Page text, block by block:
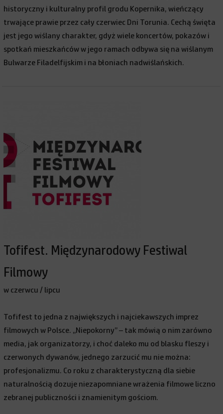
historyczny i kulturalny profil grodu Kopernika, wieńczący
trwające prawie przez cały czerwiec Dni Torunia. Cechą święta
jest jego wiślany charakter, gdyż wiele koncertów, pokazów i
spotkań mieszkańców w jego ramach odbywa się na wiślanym
Bulwarze Filadelfijskim i na błoniach nadwiślańskich.
Tofifest. Międzynarodowy Festiwal
Filmowy
w czerwcu / lipcu
Tofifest to jedna z największych i najciekawszych imprez
filmowych w Polsce. „Niepokorny” – tak mówią o nim zarówno
media, jak organizatorzy, i choć daleko mu od blasku fleszy i
czerwonych dywanów, jednego zarzucić mu nie można:
profesjonalizmu. Co roku z charakterystyczną dla siebie
naturalnością dozuje niezapomniane wrażenia filmowe liczno
zebranej publiczności i znamienitym gościom.